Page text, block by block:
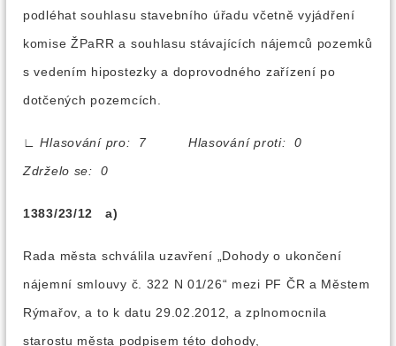
podléhat souhlasu stavebního úřadu včetně vyjádření
komise ŽPaRR a souhlasu stávajících nájemců pozemků
s vedením hipostezky a doprovodného zařízení po
dotčených pozemcích.
∟
Hlasování pro: 7 Hlasování proti: 0
Zdrželo se: 0
1383/23/12 a)
Rada města schválila uzavření „Dohody o ukončení
nájemní smlouvy č. 322 N 01/26“ mezi PF ČR a Městem
Rýmařov, a to k datu 29.02.2012, a zplnomocnila
starostu města podpisem této dohody,